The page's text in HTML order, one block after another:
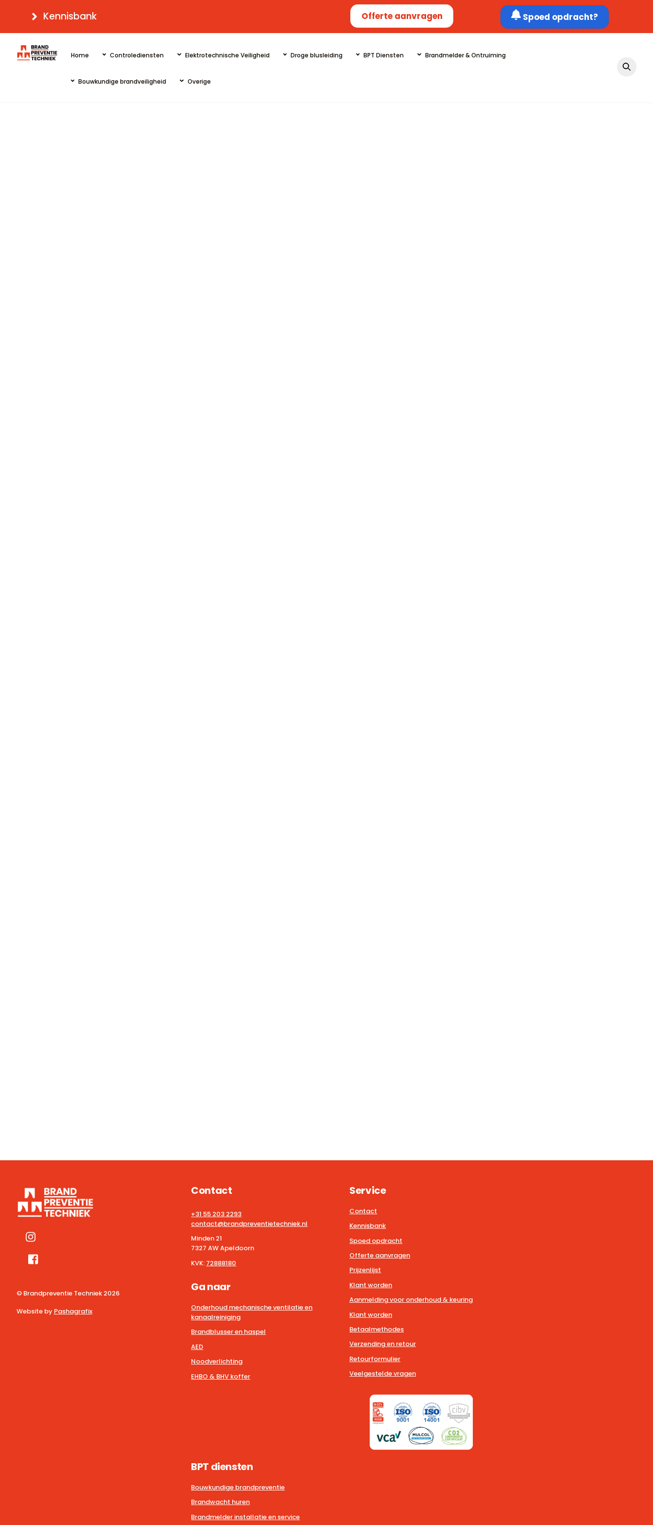
content
Kennisbank Offerte aanvragen Spoed opdracht?
Home Controlediensten Elektrotechnische Veiligheid Droge blusleiding BPT Diensten Brandmelder & Ontruiming
Bouwkundige brandveiligheid Overige
© Brandpreventie Techniek 2026
Website by Pashagrafix
Contact
+31 55 203 2293
contact@brandpreventietechniek.nl
Minden 21
7327 AW Apeldoorn
KVK: 72888180
Ga naar
Onderhoud mechanische ventilatie en
kanaalreiniging
Brandblusser en haspel
AED
Noodverlichting
EHBO & BHV koffer
Service
Contact
Kennisbank
Spoed opdracht
Offerte aanvragen
Prijzenlijst
Klant worden
Aanmelding voor onderhoud & keuring
Klant worden
Betaalmethodes
Verzending en retour
Retourformulier
Veelgestelde vragen
BPT diensten
Bouwkundige brandpreventie
Brandwacht huren
Brandmelder installatie en service